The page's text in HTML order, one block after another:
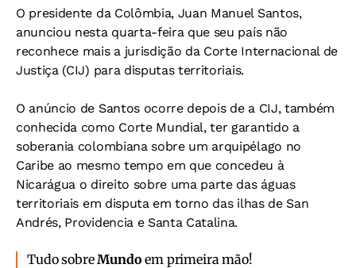
O presidente da Colômbia, Juan Manuel Santos,
anunciou nesta quarta-feira que seu país não
reconhece mais a jurisdição da Corte Internacional de
Justiça (CIJ) para disputas territoriais.
O anúncio de Santos ocorre depois de a CIJ, também
conhecida como Corte Mundial, ter garantido a
soberania colombiana sobre um arquipélago no
Caribe ao mesmo tempo em que concedeu à
Nicarágua o direito sobre uma parte das águas
territoriais em disputa em torno das ilhas de San
Andrés, Providencia e Santa Catalina.
Tudo sobreMundo em primeira mão!